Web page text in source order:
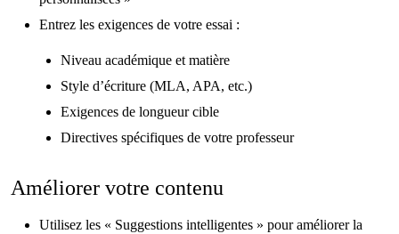
Entrez les exigences de votre essai :
Niveau académique et matière
Style d’écriture (MLA, APA, etc.)
Exigences de longueur cible
Directives spécifiques de votre professeur
Améliorer votre contenu
Utilisez les « Suggestions intelligentes » pour améliorer la